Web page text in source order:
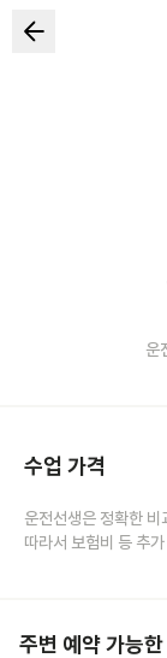
운
수업 가격
운전선생은 정확한 비
따라서 보험비 등 추
주변 예약 가능